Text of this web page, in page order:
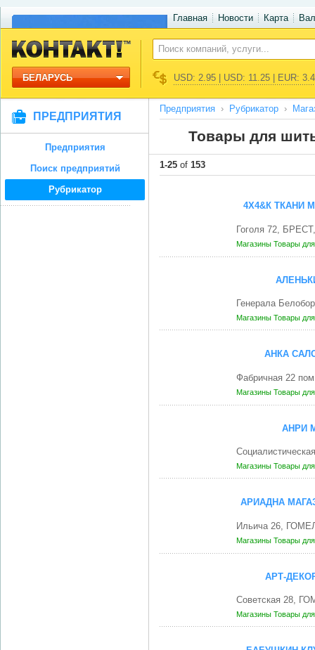
Главная Новости Карта
БЕЛАРУСЬ USD: 2.95 | USD: 11.25 | EUR:
ПРЕДПРИЯТИЯ
Предприятия
Поиск предприятий
Рубрикатор
Предприятия Рубрикатор
Товары для
1-25 of 153
4Х4&К ТКАНИ
Гоголя 72,
Магазины Товары
Генерала
Магазины Товары
АНКА
Фабричная 22
Магазины Товары
АНРИ
Магазины Товары
АРИАДНА
Ильича 26,
Магазины Товары
АРТ-
Советская 28,
Магазины Товары